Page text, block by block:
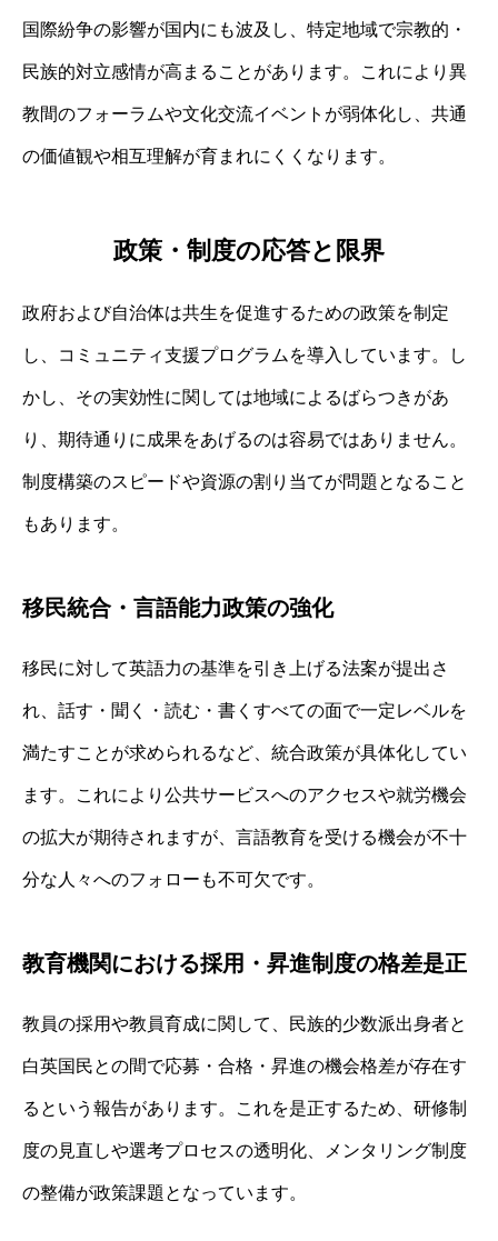
国際紛争の影響が国内にも波及し、特定地域で宗教的・
民族的対立感情が高まることがあります。これにより異
教間のフォーラムや文化交流イベントが弱体化し、共通
の価値観や相互理解が育まれにくくなります。
政策・制度の応答と限界
政府および自治体は共生を促進するための政策を制定
し、コミュニティ支援プログラムを導入しています。し
かし、その実効性に関しては地域によるばらつきがあ
り、期待通りに成果をあげるのは容易ではありません。
制度構築のスピードや資源の割り当てが問題となること
もあります。
移民統合・言語能力政策の強化
移民に対して英語力の基準を引き上げる法案が提出さ
れ、話す・聞く・読む・書くすべての面で一定レベルを
満たすことが求められるなど、統合政策が具体化してい
ます。これにより公共サービスへのアクセスや就労機会
の拡大が期待されますが、言語教育を受ける機会が不十
分な人々へのフォローも不可欠です。
教育機関における採用・昇進制度の格差是正
教員の採用や教員育成に関して、民族的少数派出身者と
白英国民との間で応募・合格・昇進の機会格差が存在す
るという報告があります。これを是正するため、研修制
度の見直しや選考プロセスの透明化、メンタリング制度
の整備が政策課題となっています。